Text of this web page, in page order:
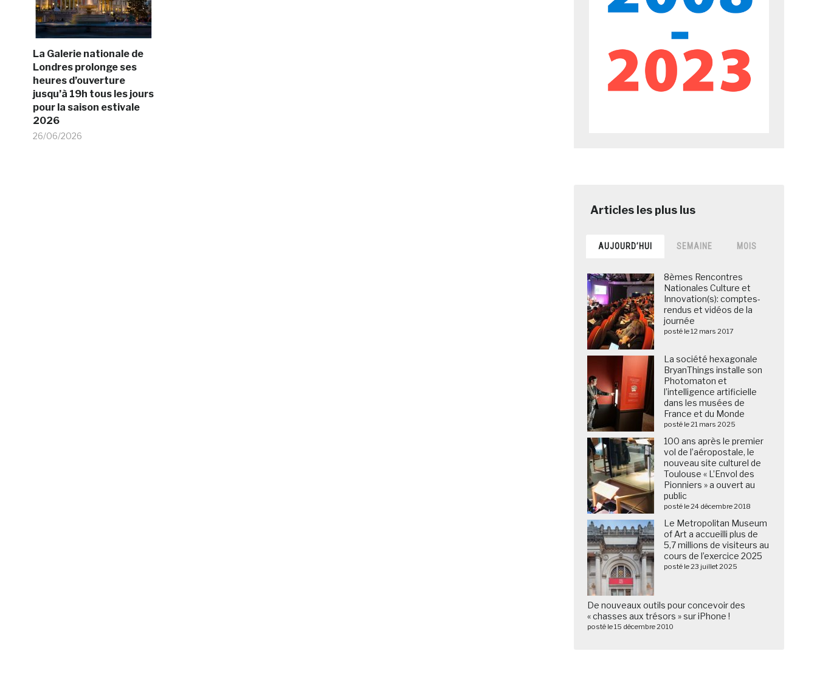
La Galerie nationale de
Londres prolonge ses
heures d’ouverture
jusqu’à 19h tous les jours
pour la saison estivale
2026
26/06/2026
AUJOURD’HUI SEMAINE MOIS
8èmes Rencontres
Nationales Culture et
Innovation(s): comptes-
rendus et vidéos de la
journée
posté le 12 mars 2017
La société hexagonale
BryanThings installe son
Photomaton et
l’intelligence artificielle
dans les musées de
France et du Monde
posté le 21 mars 2025
100 ans après le premier
vol de l’aéropostale, le
nouveau site culturel de
Toulouse « L’Envol des
Pionniers » a ouvert au
public
posté le 24 décembre 2018
Le Metropolitan Museum
of Art a accueilli plus de
5,7 millions de visiteurs au
cours de l’exercice 2025
posté le 23 juillet 2025
De nouveaux outils pour concevoir des
« chasses aux trésors » sur iPhone !
posté le 15 décembre 2010